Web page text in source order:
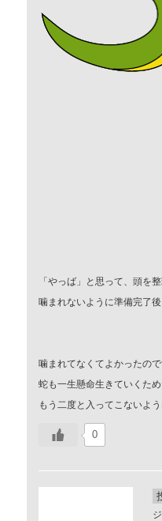
「やっば」 と思って、頭を
噛まれないように準備完了後
噛まれてなくてよかったの
蛇も一生懸命生きていくた
もう二度と入ってこないよう
0